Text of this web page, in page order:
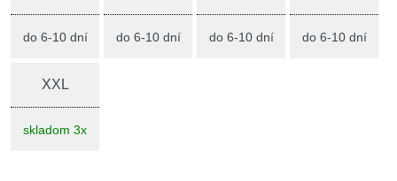
do 6-10 dní do 6-10 dní do 6-10 dní do 6-10 dní
XXL
skladom 3x